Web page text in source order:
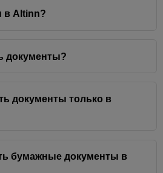
в Altinn?
документы?
документы только в
бумажные документы в